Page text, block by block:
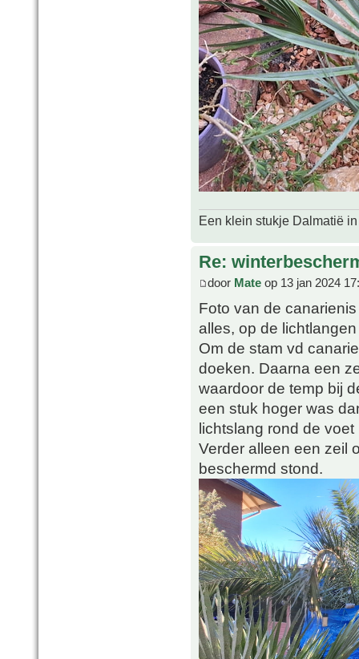
Een klein stukje Dalmatië
Re:
door Mate op 13 jan 2024
Foto van de
alles, op de
Om de stam vd
doeken. Daarna een
waardoor de temp bij
een stuk hoger was
lichtslang rond de
Verder alleen een zeil
beschermd stond.